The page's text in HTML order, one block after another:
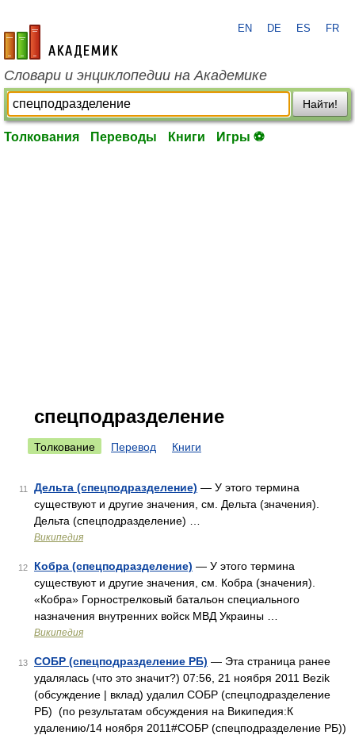
academic.ru
EN DE ES FR
Словари и энциклопедии на Академике
Найти!
Толкования Переводы Книги Игры ⚽
спецподразделение
Толкование Перевод Книги
11 Дельта (спецподразделение) — У этого термина
существуют и другие значения, см. Дельта (значения).
Дельта (спецподразделение) …
Википедия
12 Кобра (спецподразделение) — У этого термина
существуют и другие значения, см. Кобра (значения).
«Кобра» Горнострелковый батальон специального
назначения внутренних войск МВД Украины …
Википедия
13 СОБР (спецподразделение РБ) — Эта страница ранее
удалялась (что это значит?) 07:56, 21 ноября 2011 Bezik
(обсуждение | вклад) удалил СОБР (спецподразделение
РБ) ‎ (по результатам обсуждения на Википедия:К
удалению/14 ноября 2011#СОБР (спецподразделение РБ))